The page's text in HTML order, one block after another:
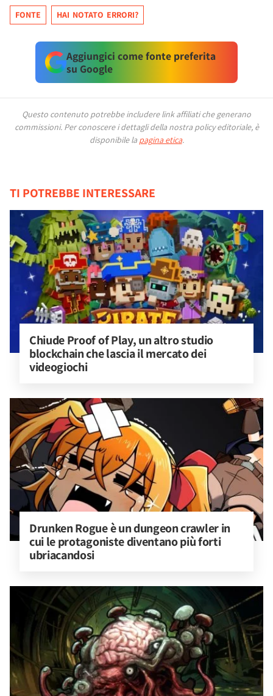
FONTE HAI NOTATO ERRORI?
Aggiungici come fonte preferita
su Google
Questo contenuto potrebbe includere link affiliati che generano
commissioni. Per conoscere i dettagli della nostra policy editoriale, è
disponibile la pagina etica.
TI POTREBBE INTERESSARE
Chiude Proof of Play, un altro studio
blockchain che lascia il mercato dei
videogiochi
Drunken Rogue è un dungeon crawler in
cui le protagoniste diventano più forti
ubriacandosi